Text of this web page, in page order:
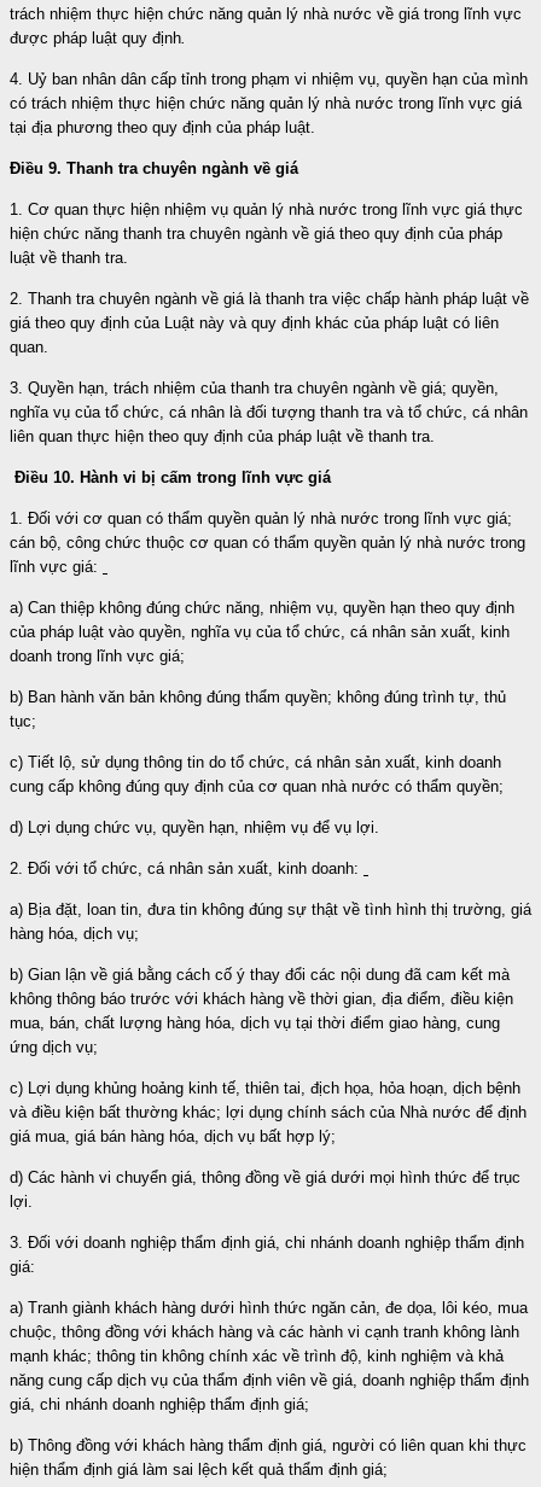
trách nhiệm thực hiện chức năng quản lý nhà nước về giá trong lĩnh vực
được pháp luật quy định
4. Uỷ ban nhân dân cấp tỉnh trong phạm vi nhiệm vụ, quyền hạn của mình
có trách nhiệm thực hiện chức năng quản lý nhà nước trong lĩnh vực giá
tại địa phương theo quy định của pháp luật.
Điều 9. Thanh tra chuyên ngành về giá
1. Cơ quan thực hiện nhiệm vụ quản lý nhà nước trong lĩnh vực giá thực
hiện chức năng thanh tra chuyên ngành về giá theo quy định của pháp
luật về thanh tra.
2. Thanh tra chuyên ngành về giá là thanh tra việc chấp hành pháp luật về
giá theo quy định của Luật này và quy định khác của pháp luật có liên
quan.
3. Quyền hạn, trách nhiệm của thanh tra chuyên ngành về giá; quyền,
nghĩa vụ của tổ chức, cá nhân là đối tượng thanh tra và tổ chức, cá nhân
liên quan thực hiện theo quy định của pháp luật về thanh tra.
Điều 10. Hành vi bị cấm trong lĩnh vực giá
1. Đối với cơ quan có thẩm quyền quản lý nhà nước trong lĩnh vực giá;
cán bộ, công chức thuộc cơ quan có thẩm quyền quản lý nhà nước trong
lĩnh vực giá:
a) Can thiệp không đúng chức năng, nhiệm vụ, quyền hạn theo quy định
của pháp luật vào quyền, nghĩa vụ của tổ chức, cá nhân sản xuất, kinh
doanh trong lĩnh vực giá;
b) Ban hành văn bản không đúng thẩm quyền; không đúng trình tự, thủ
tục;
c) Tiết lộ, sử dụng thông tin do tổ chức, cá nhân sản xuất, kinh doanh
cung cấp không đúng quy định của cơ quan nhà nước có thẩm quyền;
d) Lợi dụng chức vụ, quyền hạn, nhiệm vụ để vụ lợi.
2. Đối với tổ chức, cá nhân sản xuất, kinh doanh:
a) Bịa đặt, loan tin, đưa tin không đúng sự thật về tình hình thị trường, giá
hàng hóa, dịch vụ;
b) Gian lận về giá bằng cách cố ý thay đổi các nội dung đã cam kết mà
không thông báo trước với khách hàng về thời gian, địa điểm, điều kiện
mua, bán, chất lượng hàng hóa, dịch vụ tại thời điểm giao hàng, cung
ứng dịch vụ;
c) Lợi dụng khủng hoảng kinh tế, thiên tai, địch họa, hỏa hoạn, dịch bệnh
và điều kiện bất thường khác; lợi dụng chính sách của Nhà nước để định
giá mua, giá bán hàng hóa, dịch vụ bất hợp lý;
d) Các hành vi chuyển giá, thông đồng về giá dưới mọi hình thức để trục
lợi.
3. Đối với doanh nghiệp thẩm định giá, chi nhánh doanh nghiệp thẩm định
giá:
a) Tranh giành khách hàng dưới hình thức ngăn cản, đe dọa, lôi kéo, mua
chuộc, thông đồng với khách hàng và các hành vi cạnh tranh không lành
mạnh khác; thông tin không chính xác về trình độ, kinh nghiệm và khả
năng cung cấp dịch vụ của thẩm định viên về giá, doanh nghiệp thẩm định
giá, chi nhánh doanh nghiệp thẩm định giá;
b) Thông đồng với khách hàng thẩm định giá, người có liên quan khi thực
hiện thẩm định giá làm sai lệch kết quả thẩm định giá;